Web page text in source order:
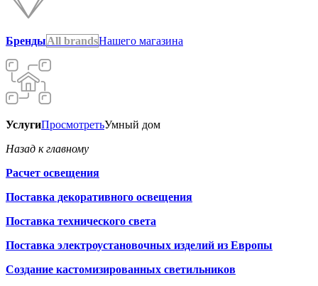
БрендыAll brandsНашего магазина
УслугиПросмотретьУмный дом
Назад к главному
Расчет освещения
Поставка декоративного освещения
Поставка технического света
Поставка электроустановочных изделий из Европы
Создание кастомизированных светильников